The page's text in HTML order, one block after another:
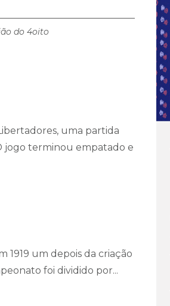
do 4oito
uma partida
jogo terminou empatado e
1919 um depois da criação
foi dividido por...